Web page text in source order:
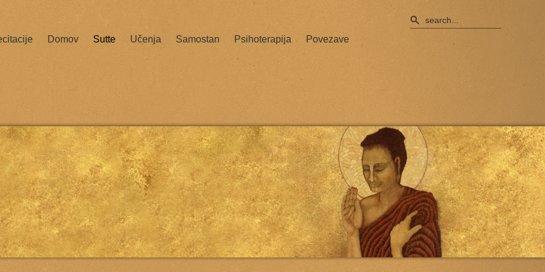
Domov Sutte Učenja Samostan Psihoterapija Povezave